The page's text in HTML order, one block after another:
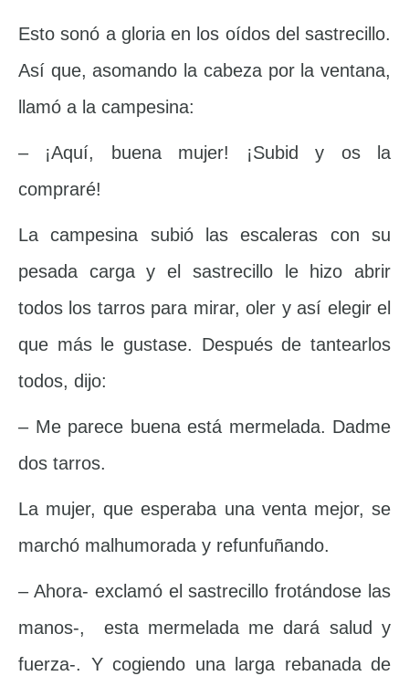
Esto sonó a gloria en los oídos del sastrecillo.
Así que, asomando la cabeza por la ventana,
llamó a la campesina:
– ¡Aquí, buena mujer! ¡Subid y os la
compraré!
La campesina subió las escaleras con su
pesada carga y el sastrecillo le hizo abrir
todos los tarros para mirar, oler y así elegir el
que más le gustase. Después de tantearlos
todos, dijo:
– Me parece buena está mermelada. Dadme
dos tarros.
La mujer, que esperaba una venta mejor, se
marchó malhumorada y refunfuñando.
– Ahora- exclamó el sastrecillo frotándose las
manos-, esta mermelada me dará salud y
fuerza-. Y cogiendo una larga rebanada de